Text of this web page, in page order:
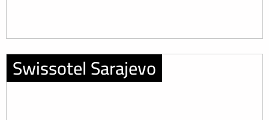
Swissotel Sarajevo